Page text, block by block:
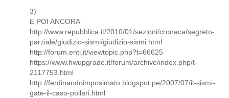
3)
E POI ANCORA
http://www.repubblica.it/2010/01/sezioni/cronaca/segreto-
parziale/giudizio-sismi/giudizio-sismi.html
http://forum.enti.it/viewtopic.php?t=66625
https://www.hwupgrade.it/forum/archive/index.php/t-
2117753.html
http://ferdinandoimposimato.blogspot.pe/2007/07/il-sismi-
gate-il-caso-pollari.html